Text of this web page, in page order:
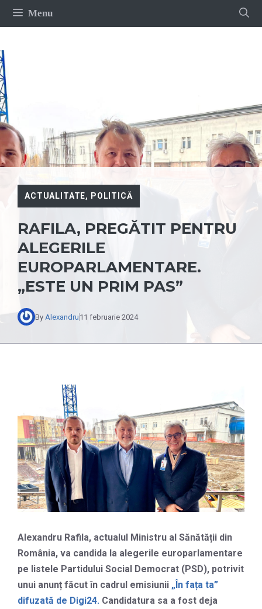
Sari
Menu
ACTUALITATE, POLITICĂ
RAFILA, PREGĂTIT PENTRU
ALEGERILE
EUROPARLAMENTARE.
„ESTE UN PRIM PAS”
By Alexandru 11 februarie 2024
Alexandru Rafila, actualul Ministru al Sănătății din
România, va candida la alegerile europarlamentare
pe listele Partidului Social Democrat (PSD), potrivit
unui anunț făcut în cadrul emisiunii „În fața ta”
difuzată de Digi24. Candidatura sa a fost deja